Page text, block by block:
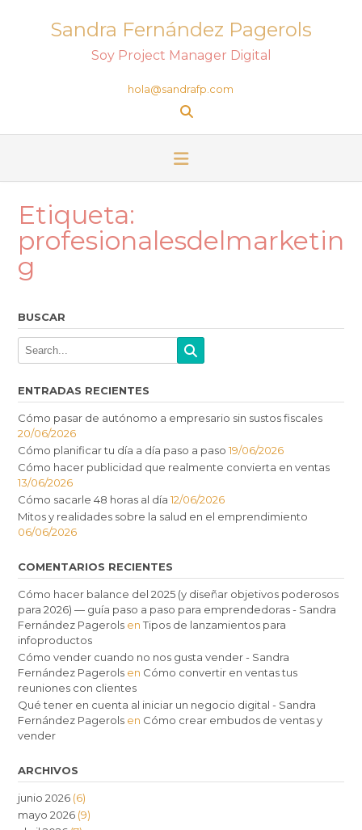
Sandra Fernández Pagerols
Soy Project Manager Digital
hola@sandrafp.com
Etiqueta:
profesionalesdelmarketin
g
BUSCAR
ENTRADAS RECIENTES
Cómo pasar de autónomo a empresario sin sustos fiscales
20/06/2026
Cómo planificar tu día a día paso a paso 19/06/2026
Cómo hacer publicidad que realmente convierta en ventas
13/06/2026
Cómo sacarle 48 horas al día 12/06/2026
Mitos y realidades sobre la salud en el emprendimiento
06/06/2026
COMENTARIOS RECIENTES
Cómo hacer balance del 2025 (y diseñar objetivos poderosos
para 2026) — guía paso a paso para emprendedoras - Sandra
Fernández Pagerols enTipos de lanzamientos para
infoproductos
Cómo vender cuando no nos gusta vender - Sandra
Fernández Pagerols en Cómo convertir en ventas tus
reuniones con clientes
Qué tener en cuenta al iniciar un negocio digital - Sandra
Fernández Pagerols en Cómo crear embudos de ventas y
vender
ARCHIVOS
junio 2026 (6)
mayo 2026 (9)